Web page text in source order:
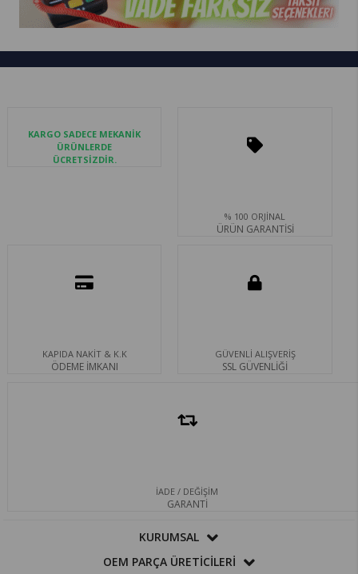
KARGO SADECE MEKANİK
ÜRÜNLERDE
ÜCRETSİZDİR.
% 100 ORJİNAL
ÜRÜN GARANTİSİ
KAPIDA NAKİT & K.K
ÖDEME İMKANI
GÜVENLİ ALIŞVERİŞ
SSL GÜVENLİĞİ
İADE / DEĞİŞİM
GARANTİ
KURUMSAL
OEM PARÇA ÜRETİCİLERİ